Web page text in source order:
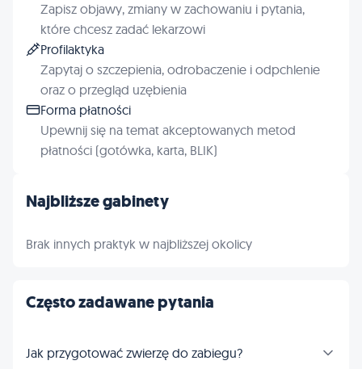
Najbliższe gabinety
Brak innych praktyk w najbliższej okolicy
Często zadawane pytania
Jak przygotować zwierzę do zabiegu?
Zapisz objawy, zmiany w zachowaniu i pytania,
które chcesz zadać lekarzowi
Profilaktyka
Zapytaj o szczepienia, odrobaczenie i odpchlenie
oraz o przegląd uzębienia
Forma płatności
Upewnij się na temat akceptowanych metod
płatności (gotówka, karta, BLIK)